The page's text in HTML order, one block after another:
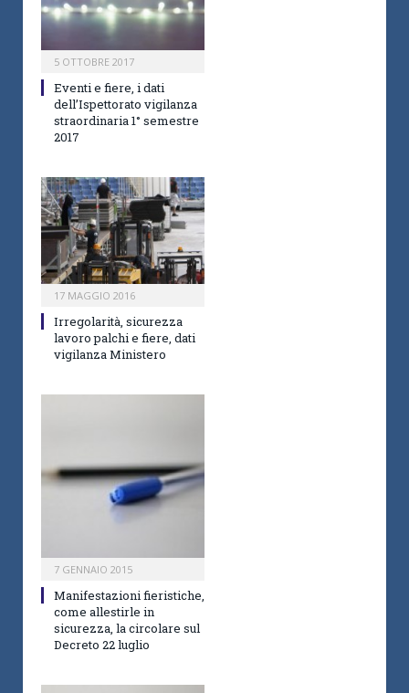
5 OTTOBRE 2017
Eventi e fiere, i dati
dell’Ispettorato vigilanza
straordinaria 1° semestre
2017
17 MAGGIO 2016
Irregolarità, sicurezza
lavoro palchi e fiere, dati
vigilanza Ministero
7 GENNAIO 2015
Manifestazioni fieristiche,
come allestirle in
sicurezza, la circolare sul
Decreto 22 luglio